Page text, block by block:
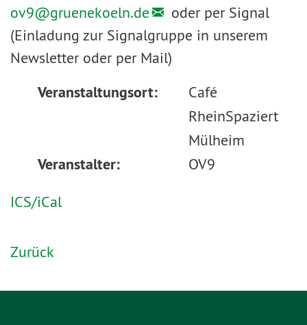
ov9@gruenekoeln.de
oder per Signal
(Einladung zur Signalgruppe in unserem
Newsletter oder per Mail)
Veranstaltungsort:
Café
RheinSpaziert
Mülheim
Veranstalter:
OV9
ICS/iCal
Zurück